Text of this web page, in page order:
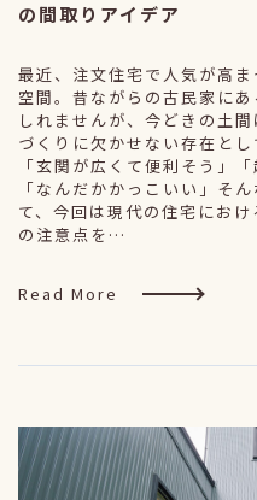
の間取りアイデア
最近、注文住宅で人気が高
空間。昔ながらの古民家に
しれませんが、今どきの土
づくりに欠かせない存在とし
「玄関が広くて便利そう」
「なんだかかっこいい」そ
て、今回は現代の住宅にお
の注意点を…
Read More